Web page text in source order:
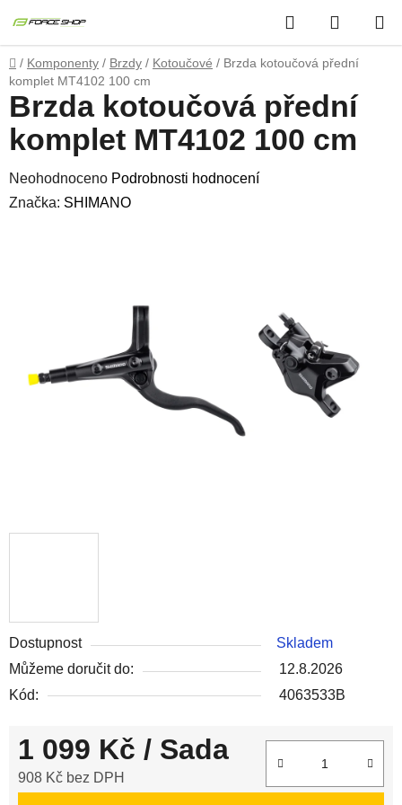
na
obsah
Hledat
KOŠÍK
Domů
/ Komponenty / Brzdy / Kotoučové / Brzda kotoučová přední
komplet MT4102 100 cm
Dostupnost
Skladem
Můžeme doručit do:
12.8.2026
Kód:
4063533B
1 099 Kč / Sada
908 Kč bez DPH
Brzda kotoučová přední
komplet MT4102 100 cm
Průměrné
hodnocení
Neohodnoceno Podrobnosti hodnocení
Značka: SHIMANO